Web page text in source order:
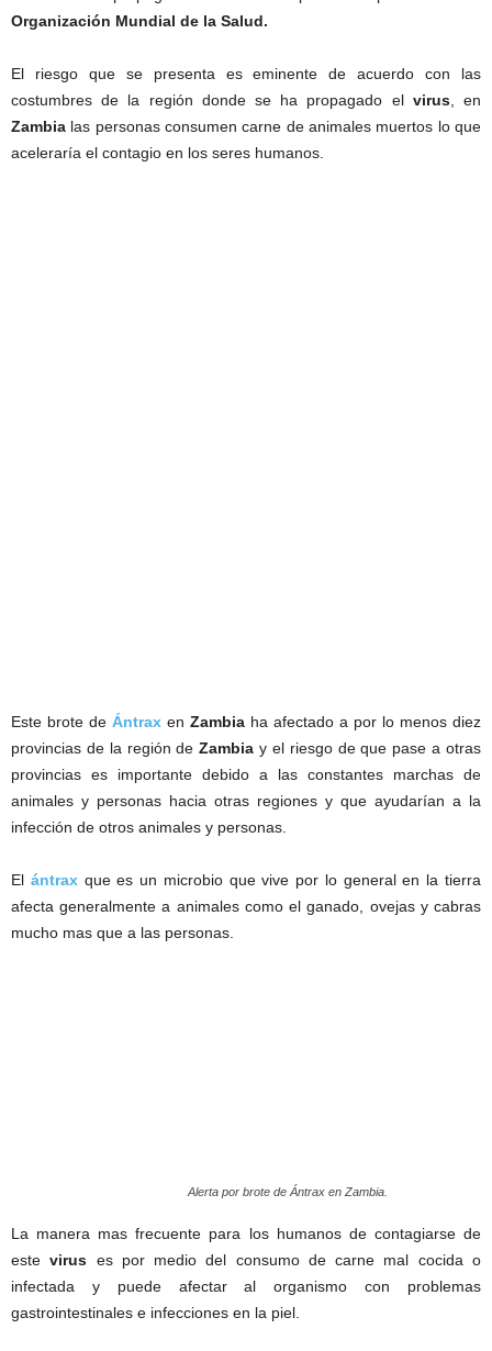
Organización Mundial de la Salud.
El riesgo que se presenta es eminente de acuerdo con las
costumbres de la región donde se ha propagado el virus, en
Zambia las personas consumen carne de animales muertos lo que
aceleraría el contagio en los seres humanos.
Este brote de Ántrax en Zambia ha afectado a por lo menos diez
provincias de la región deZambia y el riesgo de que pase a otras
provincias es importante debido a las constantes marchas de
animales y personas hacia otras regiones y que ayudarían a la
infección de otros animales y personas.
El ántraxque es un microbio que vive por lo general en la tierra
afecta generalmente a animales como el ganado, ovejas y cabras
mucho mas que a las personas.
Alerta por brote de Ántrax en Zambia.
La manera mas frecuente para los humanos de contagiarse de
estevirus es por medio del consumo de carne mal cocida o
infectada y puede afectar al organismo con problemas
gastrointestinales e infecciones en la piel.